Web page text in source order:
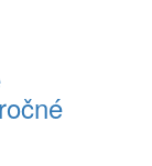
ročné